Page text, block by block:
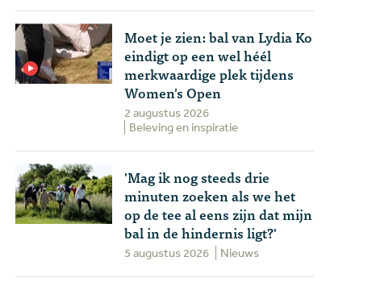
Moet je zien: bal van Lydia Ko
eindigt op een wel héél
merkwaardige plek tijdens
Women's Open
2 augustus 2026
Beleving en inspiratie
'Mag ik nog steeds drie
minuten zoeken als we het
op de tee al eens zijn dat mijn
bal in de hindernis ligt?'
5 augustus 2026 Nieuws